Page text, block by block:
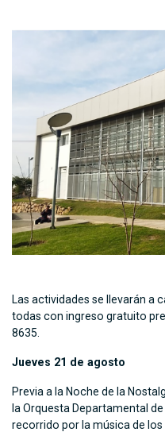
Las actividades se llevarán a
todas con ingreso gratuito
8635.
Jueves 21 de agosto
Previa a la Noche de la
la Orquesta Departamental
recorrido por la música de los